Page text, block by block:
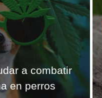
a combatir
en perros